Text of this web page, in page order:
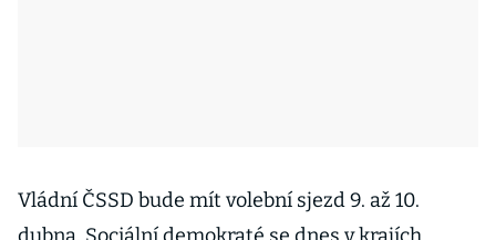
Vládní ČSSD bude mít volební sjezd 9. až 10.